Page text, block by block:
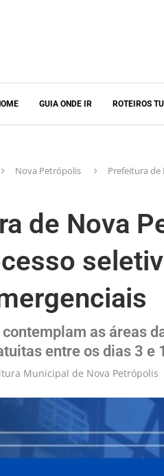
GUIA ONDE IR ROTEIROS
Nova Petrópolis
Prefeitura de
de Nova
as áreas
entre os dias 3 e
Municipal de Nova Petrópolis